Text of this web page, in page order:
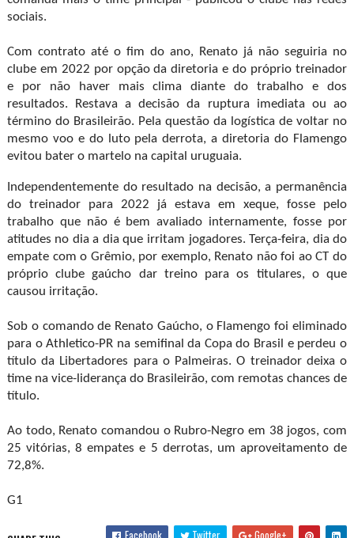
sociais.
Com contrato até o fim do ano, Renato já não seguiria no
clube em 2022 por opção da diretoria e do próprio treinador
e por não haver mais clima diante do trabalho e dos
resultados. Restava a decisão da ruptura imediata ou ao
término do Brasileirão. Pela questão da logística de voltar no
mesmo voo e do luto pela derrota, a diretoria do Flamengo
evitou bater o martelo na capital uruguaia.
Independentemente do resultado na decisão, a permanência
do treinador para 2022 já estava em xeque, fosse pelo
trabalho que não é bem avaliado internamente, fosse por
atitudes no dia a dia que irritam jogadores. Terça-feira, dia do
empate com o Grêmio, por exemplo, Renato não foi ao CT do
próprio clube gaúcho dar treino para os titulares, o que
causou irritação.
Sob o comando de Renato Gaúcho, o Flamengo foi eliminado
para o Athletico-PR na semifinal da Copa do Brasil e perdeu o
título da Libertadores para o Palmeiras. O treinador deixa o
time na vice-liderança do Brasileirão, com remotas chances de
título.
Ao todo, Renato comandou o Rubro-Negro em 38 jogos, com
25 vitórias, 8 empates e 5 derrotas, um aproveitamento de
72,8%.
G1
Facebook Twitter Google+